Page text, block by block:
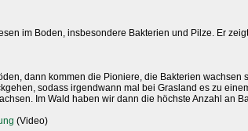
im Boden, insbesondere Bakterien und Pilze. Er
dann kommen die Pioniere, die Bakterien
sodass irgendwann mal bei Grasland es zu
Im Wald haben wir dann die höchste Anzahl an
(Video)